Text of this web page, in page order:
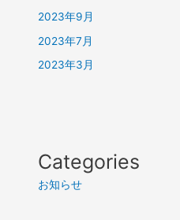
2023年9月
2023年7月
2023年3月
Categories
お知らせ